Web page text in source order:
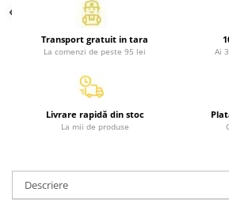
Dictionare de limba romana
Dictionare tematice
Enciclopedii
Diete si fitness
Diete si alimentatie sanatoasa
Fitness si frumusete
Feng Shui
Medicina alternativa
Transport gratuit in tara
La comenzi de peste 95 lei Ai
Livrare rapidă din stoc
La mii de produse
Descriere